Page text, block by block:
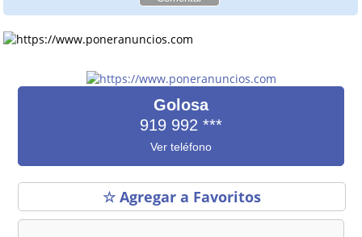
Golosa
919 992***
Ver teléfono
☆ Agregar a Favoritos